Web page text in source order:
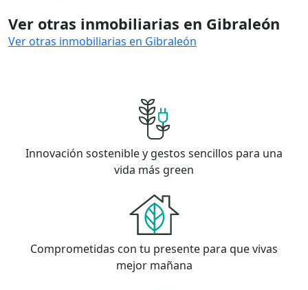
Ver otras inmobiliarias en Gibraleón
Ver otras inmobiliarias en Gibraleón
Innovación sostenible y gestos sencillos para una
vida más green
Comprometidas con tu presente para que vivas
mejor mañana